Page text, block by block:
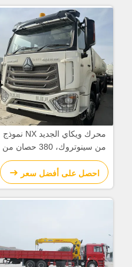
محرك ويكاي الجديد NX نموذج
من سينوتروك، 380 حصان من
قوة رذاذ المياه مع بطارية
والقيادة اليمنى، هو مناسب لقمع
الغبار في مدن من البلدان مثل
كينيا وتنزانيا و
احصل على أفضل سعر